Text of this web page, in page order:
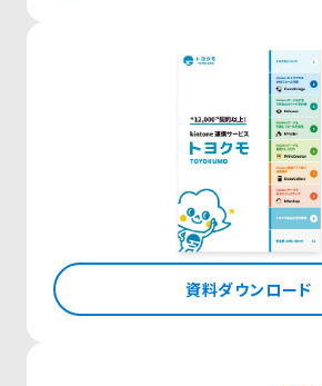
資料ダウンロード